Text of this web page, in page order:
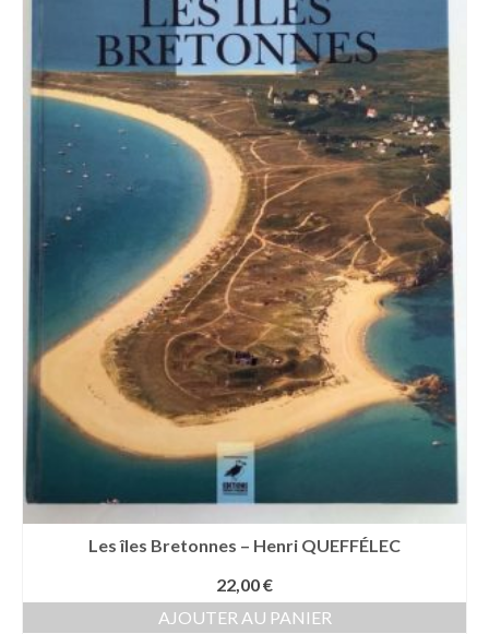
Les îles Bretonnes – Henri QUEFFÉLEC
22,00€
AJOUTER AU PANIER